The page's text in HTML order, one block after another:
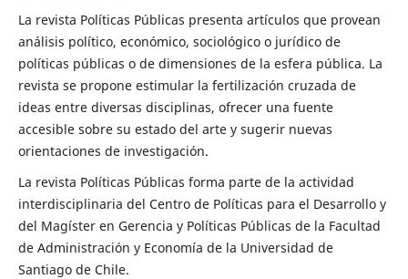
La revista Políticas Públicas presenta artículos que provean
análisis político, económico, sociológico o jurídico de
políticas públicas o de dimensiones de la esfera pública. La
revista se propone estimular la fertilización cruzada de
ideas entre diversas disciplinas, ofrecer una fuente
accesible sobre su estado del arte y sugerir nuevas
orientaciones de investigación.
La revista Políticas Públicas forma parte de la actividad
interdisciplinaria del Centro de Políticas para el Desarrollo y
del Magíster en Gerencia y Políticas Públicas de la Facultad
de Administración y Economía de la Universidad de
Santiago de Chile.